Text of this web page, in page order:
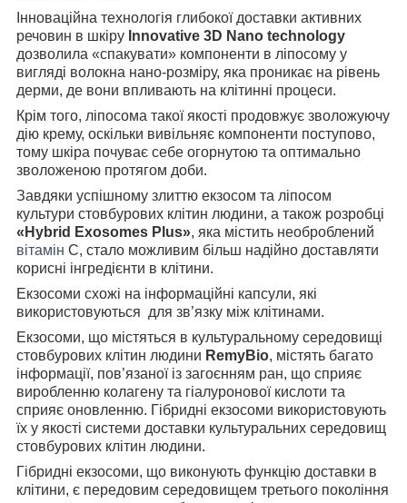
Інноваційна технологія глибокої доставки активних
речовин в шкіру Innovative 3D Nano technology
дозволила «спакувати» компоненти в ліпосому у
вигляді волокна нано-розміру, яка проникає на рівень
дерми, де вони впливають на клітинні процеси.
Крім того, ліпосома такої якості продовжує зволожуючу
дію крему, оскільки вивільняє компоненти поступово,
тому шкіра почуває себе огорнутою та оптимально
зволоженою протягом доби.
Завдяки успішному злиттю екзосом та ліпосом
культури стовбурових клітин людини, а також розробці
«Hybrid Exosomes Plus», яка містить необроблений
вітамін С, стало можливим більш надійно доставляти
корисні інгредієнти в клітини.
Екзосоми схожі на інформаційні капсули, які
використовуються для зв’язку між клітинами.
Екзосоми, що містяться в культуральному середовищі
стовбурових клітин людини RemyBio, містять багато
інформації, пов’язаної із загоєнням ран, що сприяє
виробленню колагену та гіалуронової кислоти та
сприяє оновленню. Гібридні екзосоми використовують
їх у якості системи доставки культуральних середовищ
стовбурових клітин людини.
Гібридні екзосоми, що виконують функцію доставки в
клітини, є передовим середовищем третього покоління